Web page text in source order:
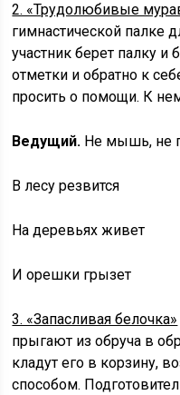
2. «Трудолюбивые
гимнастической
участник берет палку и
отметки и обратно к
просить о помощи. К
Ведущий. Не мышь, не
В лесу резвится
На деревьях живет
И орешки грызет
3. «Запасливая белочка»
прыгают из обруча в
кладут его в корзину,
способом.